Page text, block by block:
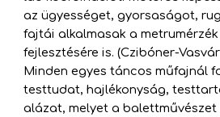
az ügyességet, gyorsaságot,
fajtái alkalmasak a
fejlesztésére is. (Czibóner-
Minden egyes táncos műfajnál
testtudat, hajlékonyság,
alázat, melyet a balettművészet